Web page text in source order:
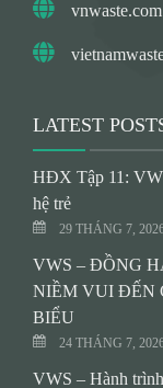
vnwaste.com
LATEST
HĐX Tập 11:
hệ trẻ
29 THÁNG 7,
VWS – ĐỒNG
NIỀM VUI ĐẾN
BIỂU
24 THÁNG 7,
VWS – Hành